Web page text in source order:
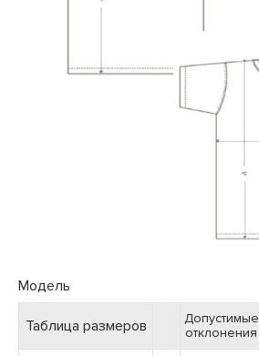
Модель
Таблица размеров
Допустимые
отклонения